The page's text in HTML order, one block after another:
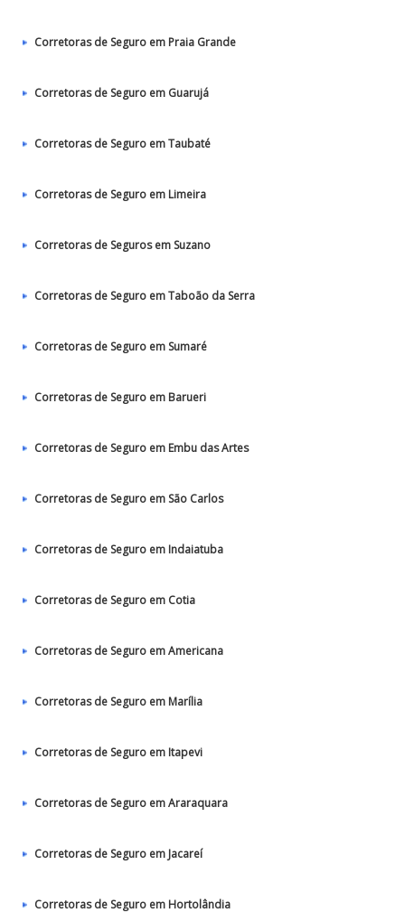
Corretoras de Seguro em Praia Grande
Corretoras de Seguro em Guarujá
Corretoras de Seguro em Taubaté‎
Corretoras de Seguro em Limeira
Corretoras de Seguros em Suzano
Corretoras de Seguro em Taboão da Serra
Corretoras de Seguro em Sumaré
Corretoras de Seguro em Barueri
Corretoras de Seguro em Embu das Artes
Corretoras de Seguro em São Carlos
Corretoras de Seguro em Indaiatuba
Corretoras de Seguro em Cotia
Corretoras de Seguro em Americana
Corretoras de Seguro em Marília
Corretoras de Seguro em Itapevi
Corretoras de Seguro em Araraquara
Corretoras de Seguro em Jacareí
Corretoras de Seguro em Hortolândia